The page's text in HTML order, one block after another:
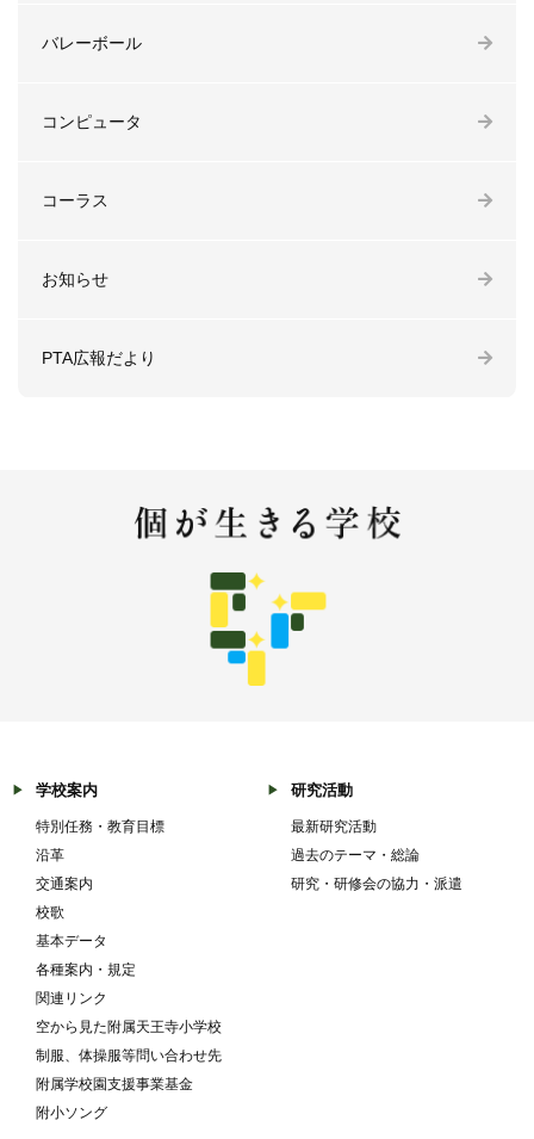
バレーボール
コンピュータ
コーラス
お知らせ
PTA広報だより
学校案内
特別任務・教育目標
沿革
交通案内
校歌
基本データ
各種案内・規定
関連リンク
空から見た附属天王寺小学校
制服、体操服等問い合わせ先
附属学校園支援事業基金
附小ソング
研究活動
最新研究活動
過去のテーマ・総論
研究・研修会の協力・派遣